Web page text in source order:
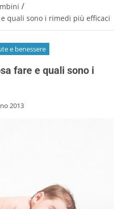
/
quali sono i rimedi più efficaci
e benessere
fare e quali sono i
2013